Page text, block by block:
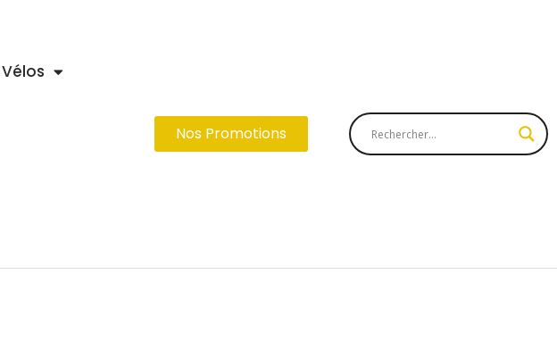
Vélos
Nos Promotions